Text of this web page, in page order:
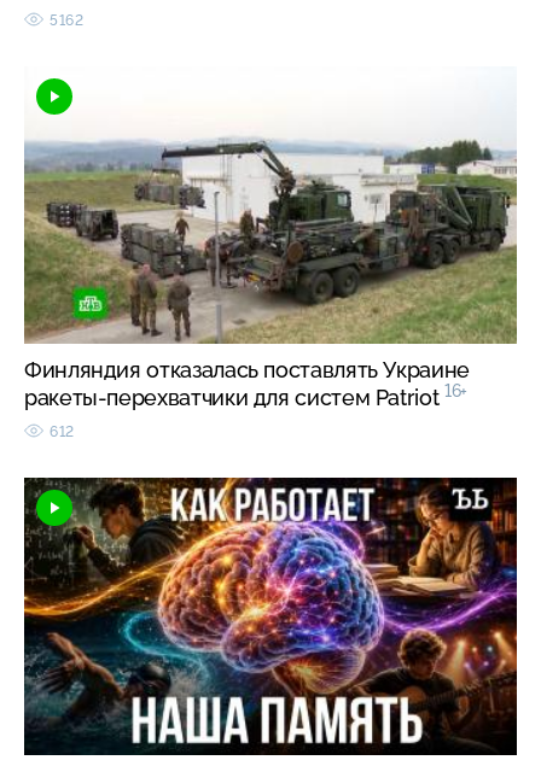
5162
Финляндия отказалась поставлять Украине
ракеты-перехватчики для систем Patriot 16+
612